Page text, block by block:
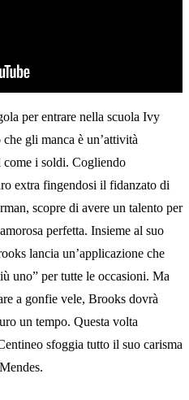
per entrare nella scuola Ivy
gli manca è un’attività
come i soldi. Cogliendo
extra fingendosi il fidanzato di
scopre di avere un talento per
perfetta. Insieme al suo
lancia un’applicazione che
uno” per tutte le occasioni. Ma
a gonfie vele, Brooks dovrà
un tempo. Questa volta
sfoggia tutto il suo carisma